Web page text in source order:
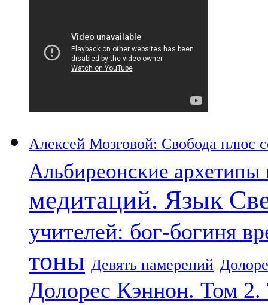
Алексей Мозговой: Свобода плюс
Альбиреонские
медитаций. Язык
учителей: бог-богиня
тоны Девять намерений
Долорес Кэннон. Том 2.